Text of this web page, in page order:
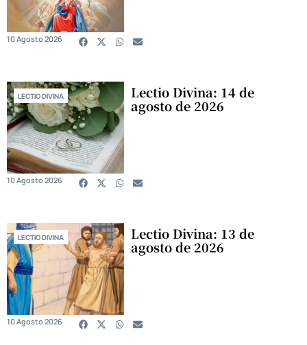
10 Agosto 2026
LECTIO DIVINA Lectio Divina: 14 de
agosto de 2026
10 Agosto 2026
LECTIO DIVINA Lectio Divina: 13 de
agosto de 2026
10 Agosto 2026